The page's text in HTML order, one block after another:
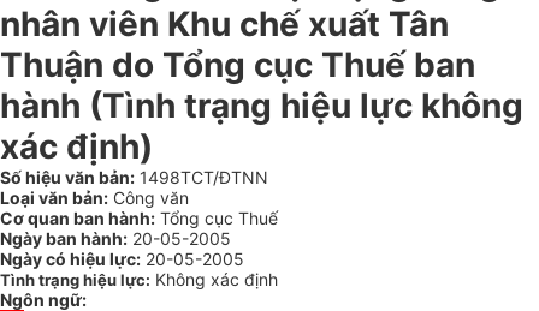
nhân viên Khu chế xuất Tân
Thuận do Tổng cục Thuế ban
hành (Tình trạng hiệu lực không
xác định)
Số hiệu văn bản: 1498TCT/ĐTNN
Loại văn bản: Công văn
Cơ quan ban hành: Tổng cục Thuế
Ngày ban hành: 20-05-2005
Ngày có hiệu lực: 20-05-2005
Tình trạng hiệu lực: Không xác định
Ngôn ngữ: